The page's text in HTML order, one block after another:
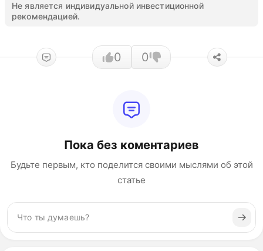
Не является индивидуальной инвестиционной
рекомендацией.
0 0
Пока без коментариев
Будьте первым, кто поделится своими мыслями об этой
статье